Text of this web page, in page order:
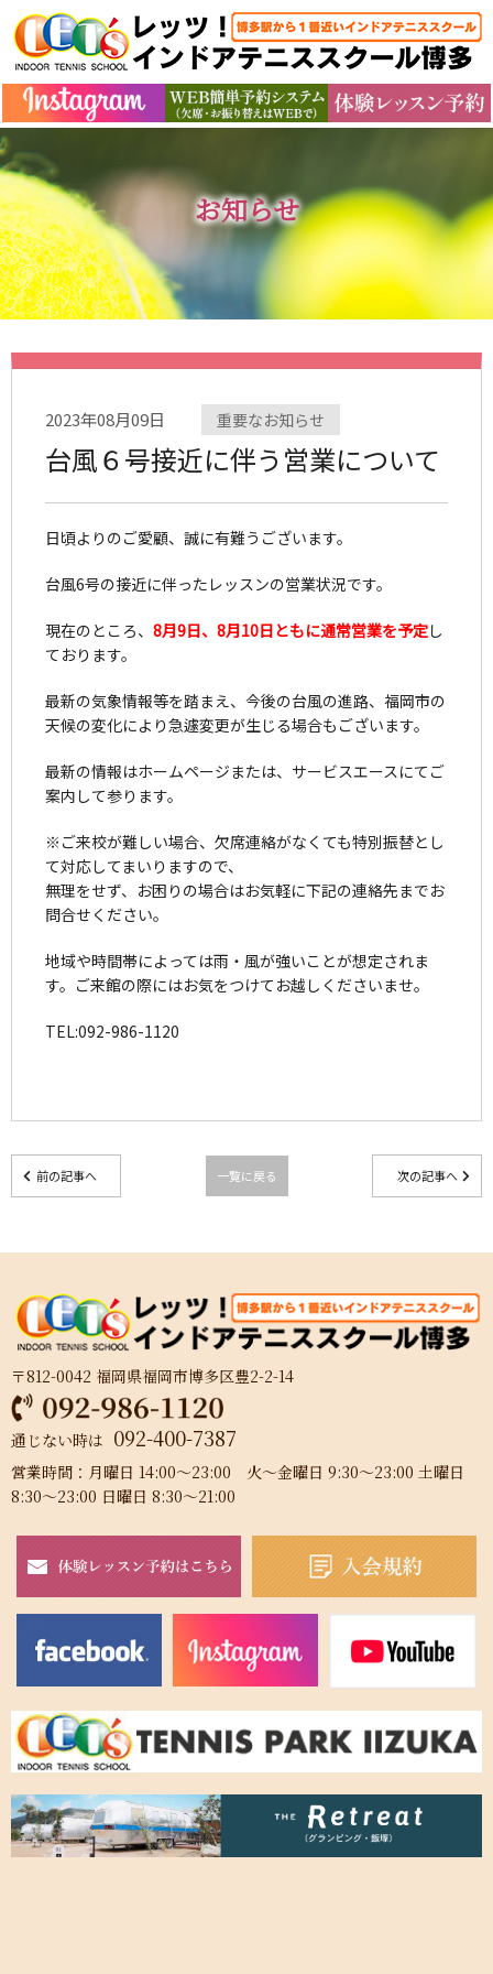
お知らせ
2023年08月09日 重要なお知らせ
台風６号接近に伴う営業について
日頃よりのご愛顧、誠に有難うございます。
台風6号の接近に伴ったレッスンの営業状況です。
現在のところ、 8月9日、8月10日ともに通常営業を予定し
ております。
最新の気象情報等を踏まえ、今後の台風の進路、福岡市の
天候の変化により急遽変更が生じる場合もございます。
最新の情報はホームページまたは、サービスエースにてご
案内して参ります。
※ご来校が難しい場合、欠席連絡がなくても特別振替とし
て対応してまいりますので、
無理をせず、お困りの場合はお気軽に下記の連絡先までお
問合せください。
地域や時間帯によっては雨・風が強いことが想定されま
す。ご来館の際にはお気をつけてお越しくださいませ。
TEL:092-986-1120
前の記事へ 一覧に戻る 次の記事へ
〒812-0042 福岡県福岡市博多区豊2-2-14
通じない時は 092-400-7387
営業時間：月曜日 14:00～23:00 火～金曜日 9:30～23:00 土曜日
8:30～23:00 日曜日 8:30～21:00